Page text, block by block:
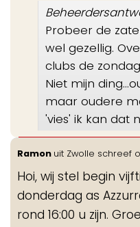
Probeer de
wel gezellig.
clubs de
Niet mijn
maar oudere
'vies' ik kan dat
Ramon uit Zwolle schreef
Hoi, wij stel begin
donderdag as
rond 16:00 u zijn.